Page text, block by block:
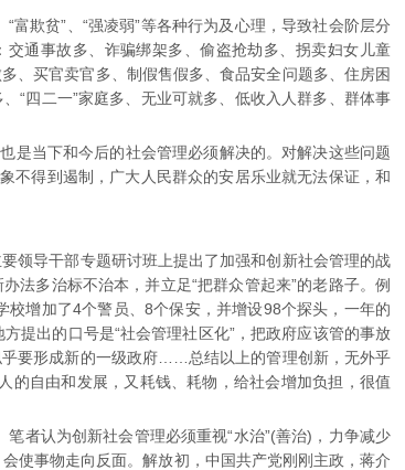
欺贫”、“强凌弱”等各种行为及心理，导致社会阶层分
通事故多、诈骗绑架多、偷盗抢劫多、拐卖妇女儿童
、买官卖官多、制假售假多、食品安全问题多、住房困
“四二一”家庭多、无业可就多、低收入人群多、群体事
当下和今后的社会管理必须解决的。对解决这些问题
不得到遏制，广大人民群众的安居乐业就无法保证，和
导干部专题研讨班上提出了加强和创新社会管理的战
法多治标不治本，并立足“把群众管起来”的老路子。例
增加了4个警员、8个保安，并增设98个探头，一年的
提出的口号是“社会管理社区化”，把政府应该管的事放
要形成新的一级政府……总结以上的管理创新，无外乎
的自由和发展，又耗钱、耗物，给社会增加负担，很值
认为创新社会管理必须重视“水治”(善治)，力争减少
使事物走向反面。解放初，中国共产党刚刚主政，蒋介